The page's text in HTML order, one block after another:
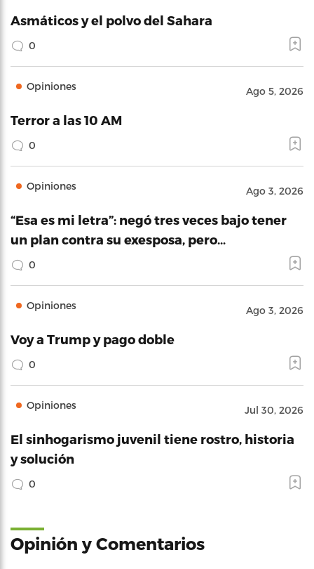
Asmáticos y el polvo del Sahara
0
Opiniones Ago 5, 2026
Terror a las 10 AM
0
Opiniones Ago 3, 2026
“Esa es mi letra”: negó tres veces bajo tener
un plan contra su exesposa, pero…
0
Opiniones Ago 3, 2026
Voy a Trump y pago doble
0
Opiniones Jul 30, 2026
El sinhogarismo juvenil tiene rostro, historia
y solución
0
Opinión y Comentarios